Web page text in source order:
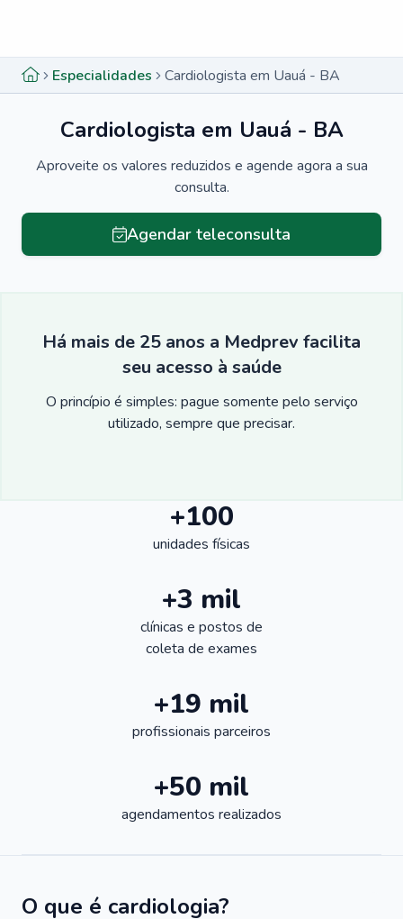
Especialidades Cardiologista em Uauá - BA
Cardiologista em Uauá - BA
Aproveite os valores reduzidos e agende agora a sua
consulta.
Agendar teleconsulta
Há mais de 25 anos a Medprev facilita
seu acesso à saúde
O princípio é simples: pague somente pelo serviço
utilizado, sempre que precisar.
+100
unidades físicas
+3 mil
clínicas e postos de
coleta de exames
+19 mil
profissionais parceiros
+50 mil
agendamentos realizados
O que é cardiologia?